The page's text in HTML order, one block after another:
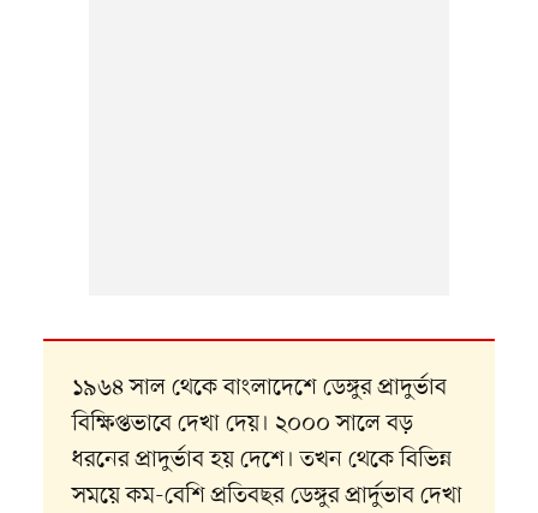
১৯৬৪ সাল থেকে বাংলাদেশে ডেঙ্গুর প্রাদুর্ভাব
বিক্ষিপ্তভাবে দেখা দেয়। ২০০০ সালে বড়
ধরনের প্রাদুর্ভাব হয় দেশে। তখন থেকে বিভিন্ন
সময়ে কম-বেশি প্রতিবছর ডেঙ্গুর প্রার্দুভাব দেখা